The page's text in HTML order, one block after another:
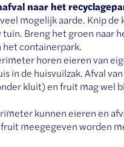
naar het
mogelijk aarde. Knip de
tuin. Breng het groen naar
het containerpark.
horen eieren van
in de huisvuilzak. Afval
kluit) en fruit mag wel
kunnen eieren en
meegegeven worden